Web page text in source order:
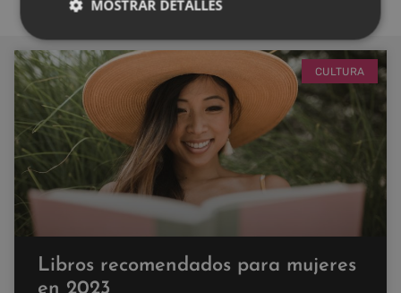
CULTURA
Libros recomendados para mujeres
MOSTRAR DETALLES